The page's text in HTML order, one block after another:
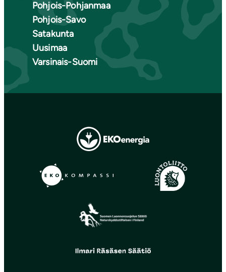
Pohjois-Pohjanmaa
Pohjois-Savo
Satakunta
Uusimaa
Varsinais-Suomi